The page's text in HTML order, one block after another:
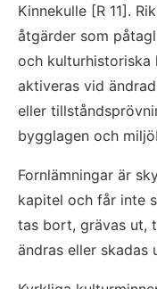
Kinnekulle [R 11].
åtgärder som
och kulturhistoriska
aktiveras vid
eller
bygglagen och
Fornlämningar är
kapitel och får inte
tas bort, grävas ut,
ändras eller skadas